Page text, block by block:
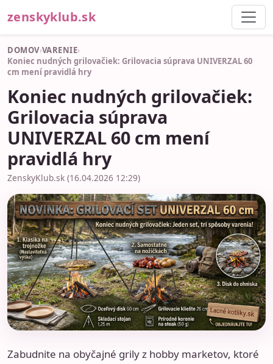
zenskyklub.sk
DOMOV›VARENIE›
Koniec nudných grilovačiek: Grilovacia súprava UNIVERZAL 60
cm mení pravidlá hry
Koniec nudných grilovačiek:
Grilovacia súprava
UNIVERZAL 60 cm mení
pravidlá hry
ZenskyKlub.sk (16.04.2026 12:29)
Zabudnite na obyčajné grily z hobby marketov, ktoré